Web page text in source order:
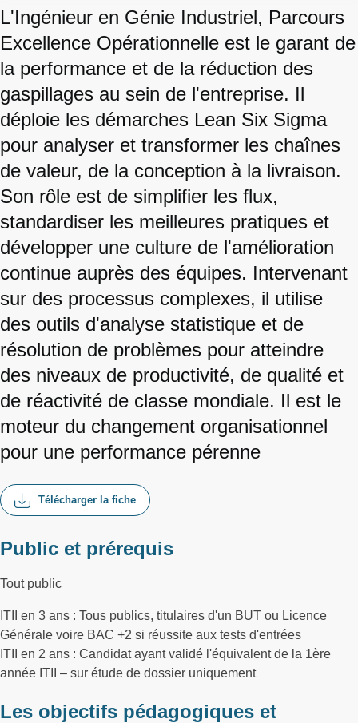
L'Ingénieur en Génie Industriel, Parcours
Excellence Opérationnelle est le garant de
la performance et de la réduction des
gaspillages au sein de l'entreprise. Il
déploie les démarches Lean Six Sigma
pour analyser et transformer les chaînes
de valeur, de la conception à la livraison.
Son rôle est de simplifier les flux,
standardiser les meilleures pratiques et
développer une culture de l'amélioration
continue auprès des équipes. Intervenant
sur des processus complexes, il utilise
des outils d'analyse statistique et de
résolution de problèmes pour atteindre
des niveaux de productivité, de qualité et
de réactivité de classe mondiale. Il est le
moteur du changement organisationnel
pour une performance pérenne
Télécharger la fiche
Public et prérequis
Tout public
ITII en 3 ans : Tous publics, titulaires d'un BUT ou Licence
Générale voire BAC +2 si réussite aux tests d'entrées
ITII en 2 ans : Candidat ayant validé l'équivalent de la 1ère
année ITII – sur étude de dossier uniquement
Les objectifs pédagogiques et